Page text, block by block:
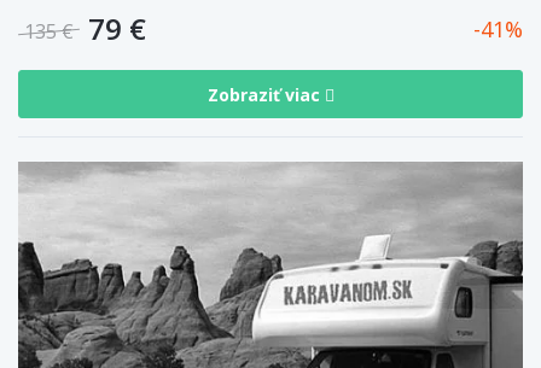
135 € 79 € 41
Zobraziť viac